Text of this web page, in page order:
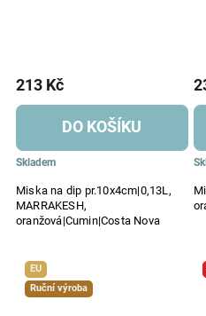
Miska na dip pr.10x4cm|0,13L,
MARRAKESH,
oranžová|Cumin|Costa Nova
Skladem
213 Kč
DO KOŠÍKU
EU
Ruční výroba